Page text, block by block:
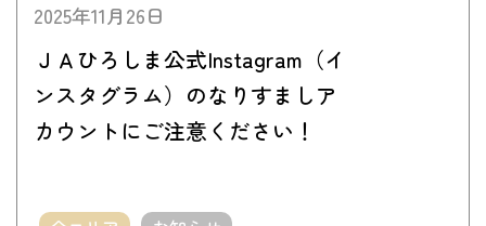
2025年11月26日
ＪＡひろしま公式Instagram（イ
ンスタグラム）のなりすましア
カウントにご注意ください！